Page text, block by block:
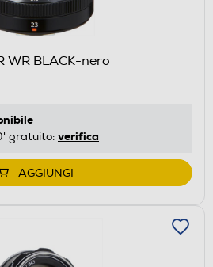
WR BLACK-nero
gratuito: verifica
AGGIUNGI